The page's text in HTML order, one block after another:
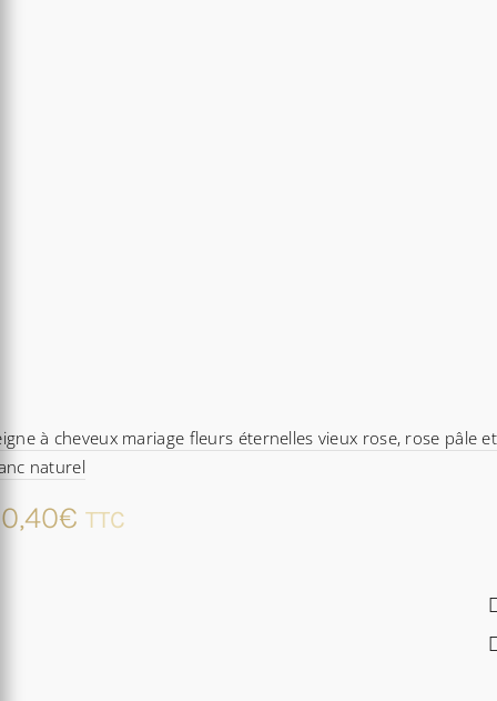
à cheveux mariage fleurs éternelles vieux rose, rose pâle et
naturel
€ TTC